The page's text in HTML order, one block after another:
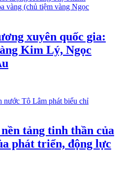
xuyên quốc gia:
Kim Lý, Ngọc
tảng tinh thần của
phát triển, động lực